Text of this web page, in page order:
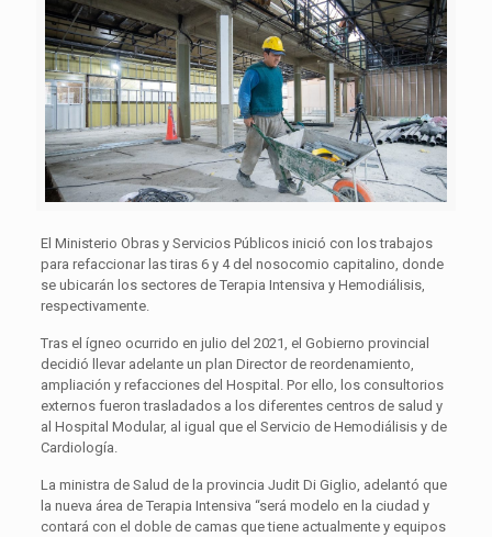
El Ministerio Obras y Servicios Públicos inició con los trabajos
para refaccionar las tiras 6 y 4 del nosocomio capitalino, donde
se ubicarán los sectores de Terapia Intensiva y Hemodiálisis,
respectivamente.
Tras el ígneo ocurrido en julio del 2021, el Gobierno provincial
decidió llevar adelante un plan Director de reordenamiento,
ampliación y refacciones del Hospital. Por ello, los consultorios
externos fueron trasladados a los diferentes centros de salud y
al Hospital Modular, al igual que el Servicio de Hemodiálisis y de
Cardiología.
La ministra de Salud de la provincia Judit Di Giglio, adelantó que
la nueva área de Terapia Intensiva “será modelo en la ciudad y
contará con el doble de camas que tiene actualmente y equipos